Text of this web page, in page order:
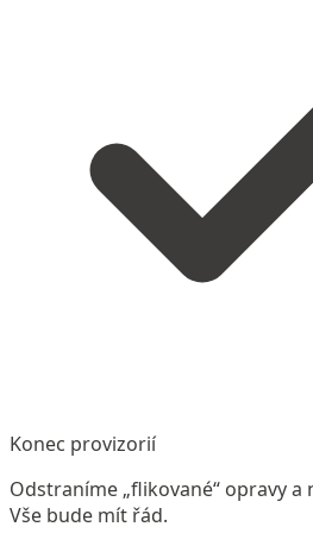
Konec provizorií
Odstraníme „flikované“ opravy
Vše bude mít řád.